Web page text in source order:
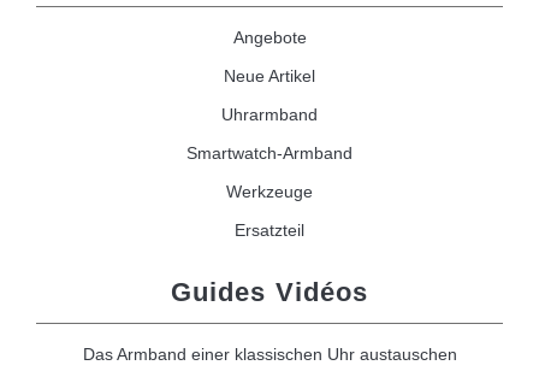
Angebote
Neue Artikel
Uhrarmband
Smartwatch-Armband
Werkzeuge
Ersatzteil
Guides Vidéos
Das Armband einer klassischen Uhr austauschen